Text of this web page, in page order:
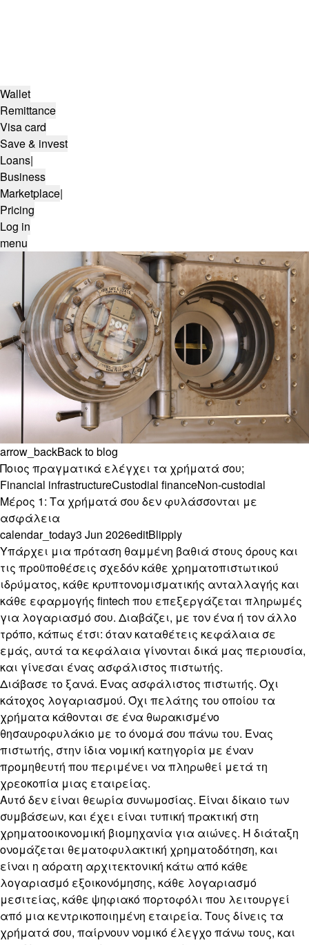
Wallet
Remittance
Visa card
Save & invest
Loans|
Business
Marketplace|
Pricing
Log in
menu
arrow_backBack to blog
Ποιος πραγματικά ελέγχει τα χρήματά σου;
Financial infrastructureCustodial financeNon-custodial
Μέρος 1: Τα χρήματά σου δεν φυλάσσονται με
ασφάλεια
calendar_today3 Jun 2026editBlipply
Υπάρχει μια πρόταση θαμμένη βαθιά στους όρους και
τις προϋποθέσεις σχεδόν κάθε χρηματοπιστωτικού
ιδρύματος, κάθε κρυπτονομισματικής ανταλλαγής και
κάθε εφαρμογής fintech που επεξεργάζεται πληρωμές
για λογαριασμό σου. Διαβάζει, με τον ένα ή τον άλλο
τρόπο, κάπως έτσι: όταν καταθέτεις κεφάλαια σε
εμάς, αυτά τα κεφάλαια γίνονται δικά μας περιουσία,
και γίνεσαι ένας ασφάλιστος πιστωτής.
Διάβασε το ξανά. Ένας ασφάλιστος πιστωτής. Όχι
κάτοχος λογαριασμού. Όχι πελάτης του οποίου τα
χρήματα κάθονται σε ένα θωρακισμένο
θησαυροφυλάκιο με το όνομά σου πάνω του. Ένας
πιστωτής, στην ίδια νομική κατηγορία με έναν
προμηθευτή που περιμένει να πληρωθεί μετά τη
χρεοκοπία μιας εταιρείας.
Αυτό δεν είναι θεωρία συνωμοσίας. Είναι δίκαιο των
συμβάσεων, και έχει είναι τυπική πρακτική στη
χρηματοοικονομική βιομηχανία για αιώνες. Η διάταξη
ονομάζεται θεματοφυλακτική χρηματοδότηση, και
είναι η αόρατη αρχιτεκτονική κάτω από κάθε
λογαριασμό εξοικονόμησης, κάθε λογαριασμό
μεσιτείας, κάθε ψηφιακό πορτοφόλι που λειτουργεί
από μια κεντρικοποιημένη εταιρεία. Τους δίνεις τα
χρήματά σου, παίρνουν νομικό έλεγχο πάνω τους, και